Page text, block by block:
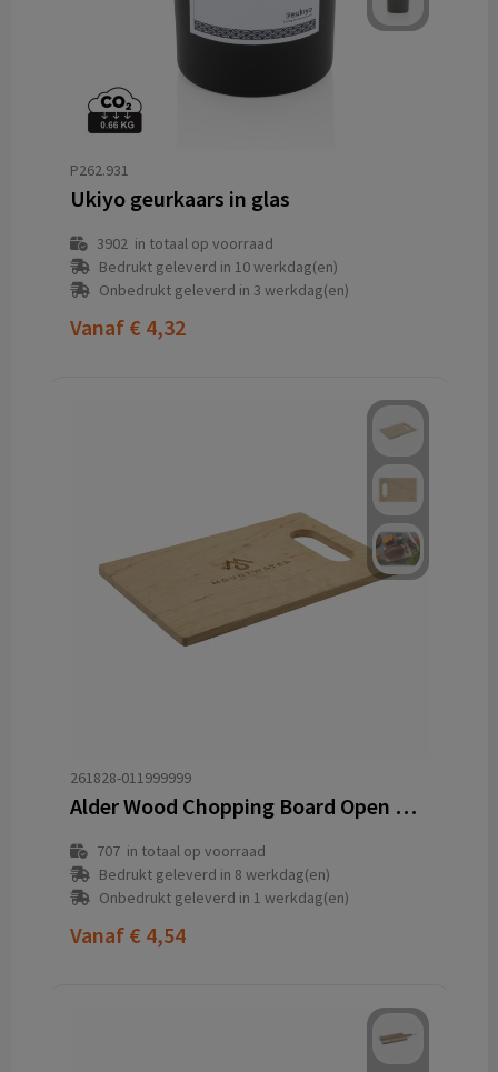
P262.931
Ukiyo geurkaars in glas
3902in totaal op voorraad
Bedrukt geleverd in 10 werkdag(en)
Onbedrukt geleverd in 3 werkdag(en)
Vanaf € 4,32
261828-011999999
Alder Wood Chopping Board Open Grip
707in totaal op voorraad
Bedrukt geleverd in 8 werkdag(en)
Onbedrukt geleverd in 1 werkdag(en)
Vanaf € 4,54